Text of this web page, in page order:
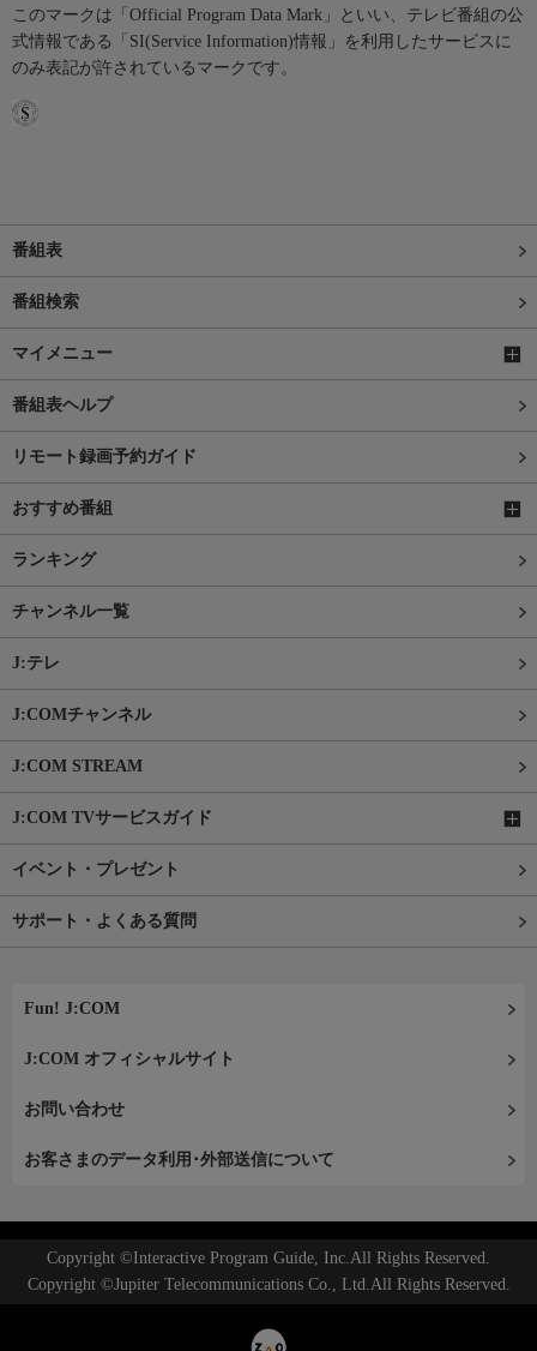
このマークは「Official Program Data Mark」といい、テレビ番組の公
式情報である「SI(Service Information)情報」を利用したサービスに
のみ表記が許されているマークです。
番組表
番組検索
マイメニュー
番組表ヘルプ
リモート録画予約ガイド
おすすめ番組
ランキング
チャンネル一覧
J:テレ
J:COMチャンネル
J:COM STREAM
J:COM TVサービスガイド
イベント・プレゼント
サポート・よくある質問
Fun! J:COM
J:COM オフィシャルサイト
お問い合わせ
お客さまのデータ利用･外部送信について
Copyright ©Interactive Program Guide, Inc.All Rights Reserved.
Copyright ©Jupiter Telecommunications Co., Ltd.All Rights Reserved.